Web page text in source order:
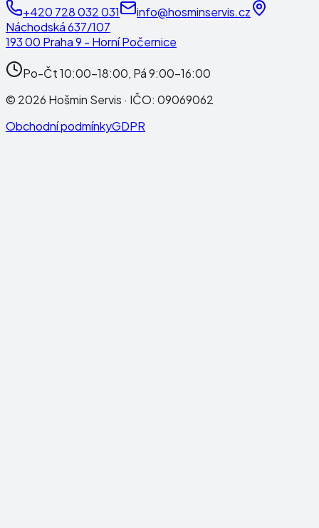
+420 728 032 031
info@hosminservis.cz
Náchodská 637/107
193 00 Praha 9 - Horní Počernice
Po-Čt 10:00-18:00, Pá 9:00-16:00
© 2026 Hošmin Servis · IČO: 09069062
Obchodní podmínkyGDPR